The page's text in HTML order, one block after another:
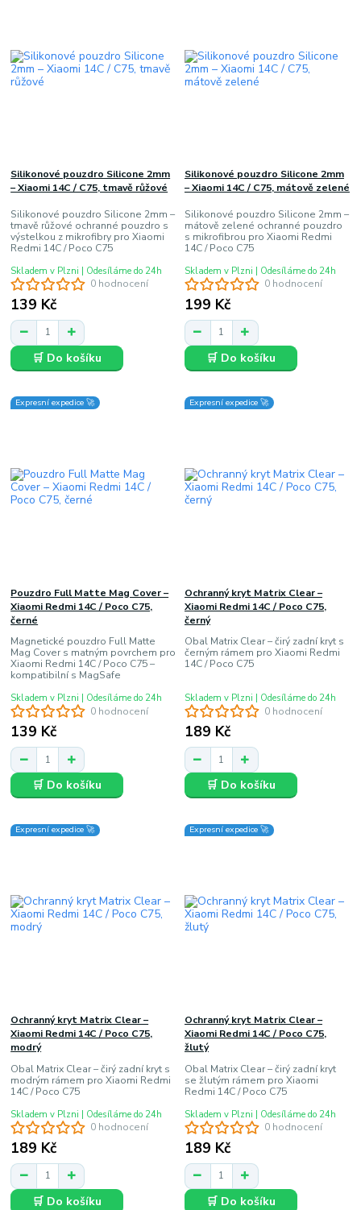
0 hodnocení
Silikonové pouzdro Silicone 2mm
– Xiaomi 14C / C75, tmavě růžové
Silikonové pouzdro Silicone 2mm –
tmavě růžové ochranné pouzdro s
výstelkou z mikrofibry pro Xiaomi
Redmi 14C / Poco C75
139 Kč
Skladem v Plzni | Odesíláme do 24h
🛒 Do košíku
0 hodnocení
Silikonové pouzdro Silicone 2mm
– Xiaomi 14C / C75, mátově zelené
Silikonové pouzdro Silicone 2mm –
mátově zelené ochranné pouzdro
s mikrofibrou pro Xiaomi Redmi
14C / Poco C75
199 Kč
Skladem v Plzni | Odesíláme do 24h
🛒 Do košíku
Expresní expedice 🚀
0 hodnocení
Pouzdro Full Matte Mag Cover –
Xiaomi Redmi 14C / Poco C75,
černé
Magnetické pouzdro Full Matte
Mag Cover s matným povrchem pro
Xiaomi Redmi 14C / Poco C75 –
kompatibilní s MagSafe
139 Kč
Skladem v Plzni | Odesíláme do 24h
🛒 Do košíku
Expresní expedice 🚀
0 hodnocení
Ochranný kryt Matrix Clear –
Xiaomi Redmi 14C / Poco C75,
černý
Obal Matrix Clear – čirý zadní kryt s
černým rámem pro Xiaomi Redmi
14C / Poco C75
189 Kč
Skladem v Plzni | Odesíláme do 24h
🛒 Do košíku
Expresní expedice 🚀
0 hodnocení
Ochranný kryt Matrix Clear –
Xiaomi Redmi 14C / Poco C75,
modrý
Obal Matrix Clear – čirý zadní kryt s
modrým rámem pro Xiaomi Redmi
14C / Poco C75
189 Kč
Skladem v Plzni | Odesíláme do 24h
🛒 Do košíku
Expresní expedice 🚀
0 hodnocení
Ochranný kryt Matrix Clear –
Xiaomi Redmi 14C / Poco C75,
žlutý
Obal Matrix Clear – čirý zadní kryt
se žlutým rámem pro Xiaomi
Redmi 14C / Poco C75
189 Kč
Skladem v Plzni | Odesíláme do 24h
🛒 Do košíku